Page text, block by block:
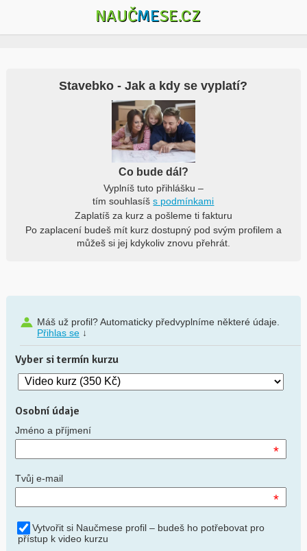
NAUČMESE.CZ
Stavebko - Jak a kdy se vyplatí?
Co bude dál?
Vyplníš tuto přihlášku –
tím souhlasíšs podmínkami
Zaplatíš za kurz a pošleme ti fakturu
Po zaplacení budeš mít kurz dostupný pod svým profilem a
můžeš si jej kdykoliv znovu přehrát.
Máš už profil? Automaticky předvyplníme některé údaje.
Přihlas se↓
Vyber si termín kurzu
Osobní údaje
Jméno a příjmení
*
Tvůj e-mail
*
Vytvořit si Naučmese profil – budeš ho potřebovat pro
přístup k video kurzu